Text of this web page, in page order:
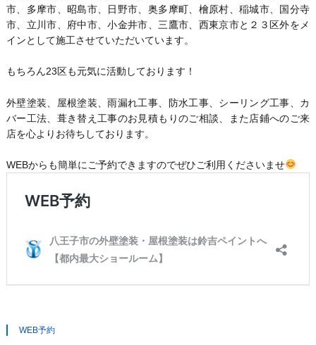
市、多摩市、昭島市、日野市、奥多摩町、檜原村、稲城市、国分寺
市、立川市、府中市、小金井市、三鷹市、西東京市と２３区外をメ
インとして施工させていただいています。
もちろん23区も元気に活動しております！
外壁塗装、屋根塗装、雨漏れ工事、防水工事、シーリング工事、カ
バー工法、葺き替え工事のお見積もりのご相談、また店鋪へのご来
店を心よりお待ちしております。
WEBからも簡単にご予約できますのでぜひご利用くださいませ
WEB予約